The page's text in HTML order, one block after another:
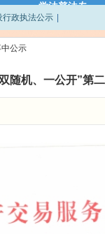
学法普法专
栏
行政执法公示
公示
随机、一公开”第